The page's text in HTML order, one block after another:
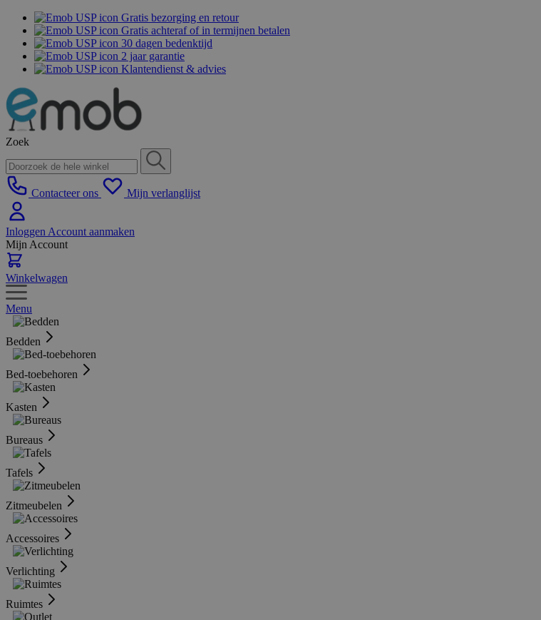
Gratis bezorging en retour
Gratis achteraf of in termijnen betalen
30 dagen bedenktijd
2 jaar garantie
Klantendienst & advies
Zoek
Contacteer ons Mijn verlanglijst
Inloggen Account aanmaken
Mijn Account
Winkelwagen
Menu
Bedden
Bed-toebehoren
Kasten
Bureaus
Tafels
Zitmeubelen
Accessoires
Verlichting
Ruimtes